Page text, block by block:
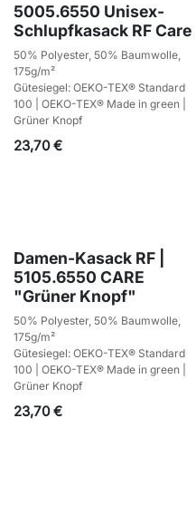
5005.6550 Unisex-
Schlupfkasack RF Care
50% Polyester, 50% Baumwolle,
175g/m²
Gütesiegel: OEKO-TEX® Standard
100 | OEKO-TEX® Made in green |
Grüner Knopf
23,70€
Damen-Kasack RF |
5105.6550 CARE
"Grüner Knopf"
50% Polyester, 50% Baumwolle,
175g/m²
Gütesiegel: OEKO-TEX® Standard
100 | OEKO-TEX® Made in green |
Grüner Knopf
23,70€